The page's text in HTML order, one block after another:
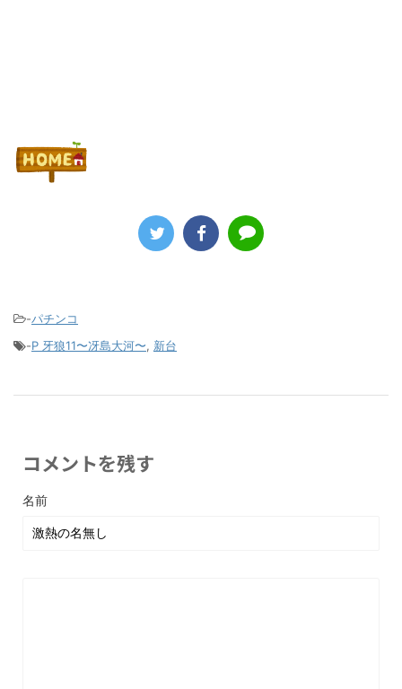
-パチンコ
-P 牙狼11〜冴島大河〜, 新台
コメントを残す
名前